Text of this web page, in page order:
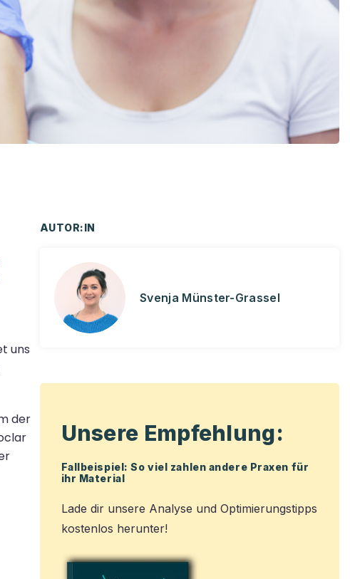
uns
der
AUTOR:IN
Svenja Münster-Grassel
Unsere Empfehlung:
Fallbeispiel: So viel zahlen andere Praxen für
ihr Material
Lade dir unsere Analyse und Optimierungstipps
kostenlos herunter!